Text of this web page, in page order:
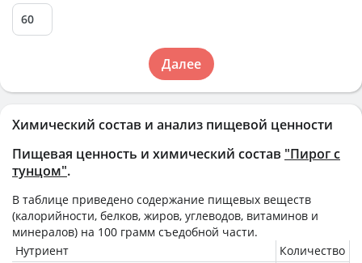
Химический состав и анализ пищевой ценности
Пищевая ценность и химический состав "Пирог с
тунцом".
В таблице приведено содержание пищевых веществ
(калорийности, белков, жиров, углеводов, витаминов и
минералов) на 100 грамм съедобной части.
Нутриент
Количество
Далее